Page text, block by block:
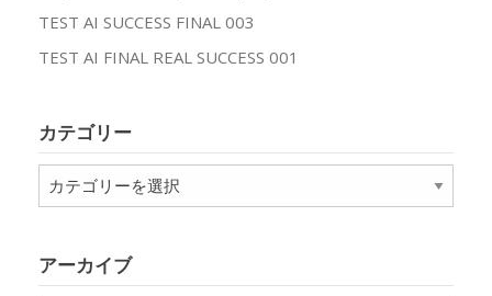
TEST AI SUCCESS FINAL 003
TEST AI FINAL REAL SUCCESS 001
カテゴリー
テ
ー
アーカイブ